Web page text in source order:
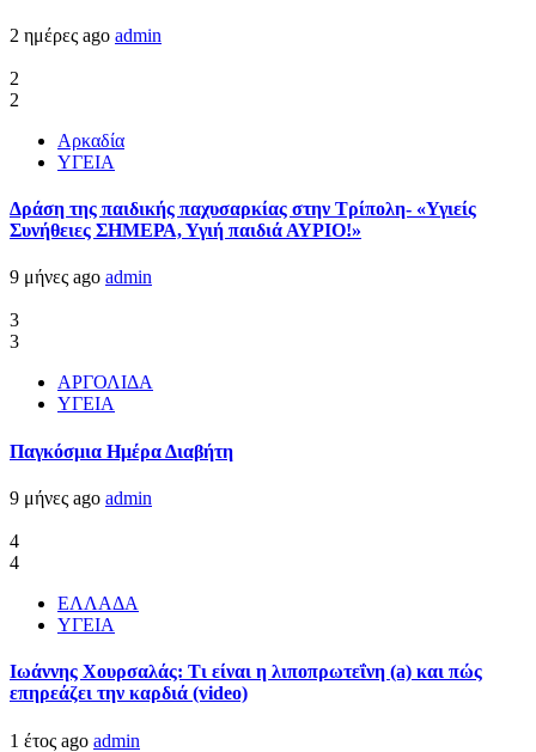
2 ημέρες ago admin
2
2
Αρκαδία
ΥΓΕΙΑ
Δράση της παιδικής παχυσαρκίας στην Τρίπολη- «Υγιείς
Συνήθειες ΣΗΜΕΡΑ, Υγιή παιδιά ΑΥΡΙΟ!»
9 μήνες ago admin
3
3
ΑΡΓΟΛΙΔΑ
ΥΓΕΙΑ
Παγκόσμια Ημέρα Διαβήτη
9 μήνες ago admin
4
4
ΕΛΛΑΔΑ
ΥΓΕΙΑ
Ιωάννης Χουρσαλάς: Τι είναι η λιποπρωτεΐνη (a) και πώς
επηρεάζει την καρδιά (video)
1 έτος ago admin